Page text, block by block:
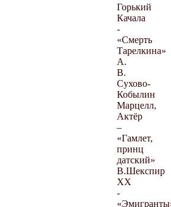
Горький
Качала
-
«Смерть
Тарелкина»
А.
В.
Сухово-
Кобылин
Марцелл,
Актёр
–
«Гамлет,
принц
датский»
В.Шекспир
ХХ
-